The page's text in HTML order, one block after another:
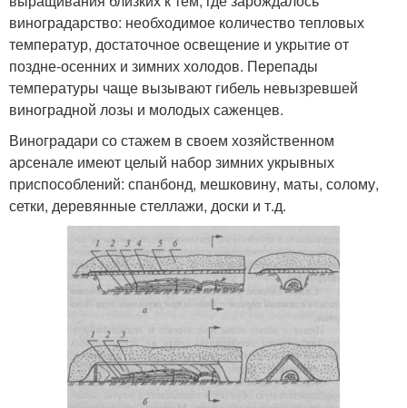
виноградарство: необходимое количество тепловых
температур, достаточное освещение и укрытие от
поздне-осенних и зимних холодов. Перепады
температуры чаще вызывают гибель невызревшей
виноградной лозы и молодых саженцев.
Виноградари со стажем в своем хозяйственном
арсенале имеют целый набор зимних укрывных
приспособлений: спанбонд, мешковину, маты, солому,
сетки, деревянные стеллажи, доски и т.д.